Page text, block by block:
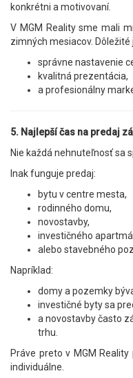
konkrétni a motivovaní.
V MGM Reality sme mali
zimných mesiacov. Dôležité
správne nastavenie
kvalitná prezentácia,
a profesionálny
5. Najlepší čas na predaj
Nie každá nehnuteľnosť sa
Inak funguje predaj:
bytu v centre mesta,
rodinného domu,
novostavby,
investičného
alebo stavebného
Napríklad:
domy a pozemky
investičné byty sa
a novostavby často
trhu.
Práve preto v MGM
individuálne.